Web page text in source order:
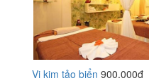
Vi kim tảo biển 900.000đ